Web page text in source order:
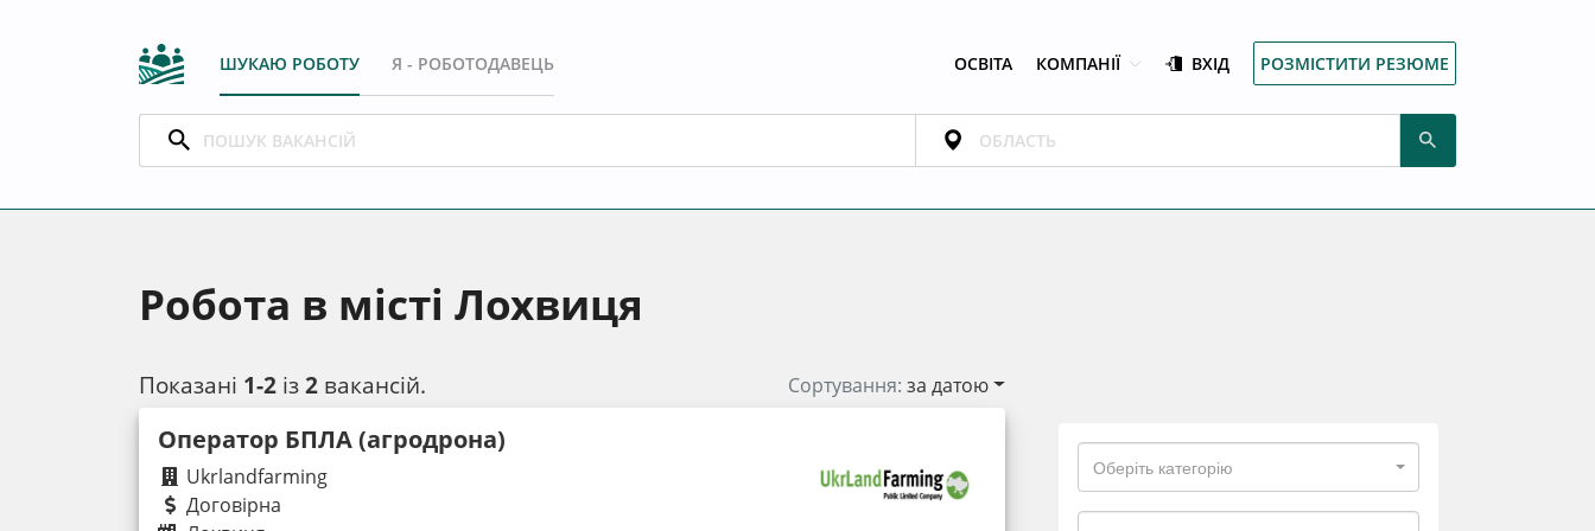
ШУКАЮ РОБОТУ Я - РОБОТОДАВЕЦЬ ОСВІТА КОМПАНІЇ ВХІД РОЗМІСТИТИ РЕЗЮМЕ
Робота в місті Лохвиця
Показані 1-2 із2 вакансій. Сортування:за датою
Оператор БПЛА (агродрона)
Ukrlandfarming
Договірна
Оберіть категорію